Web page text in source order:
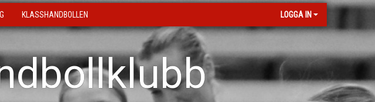
KLASSHANDBOLLEN LOGGA IN